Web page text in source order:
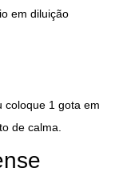
em diluição
coloque 1 gota em
de calma.